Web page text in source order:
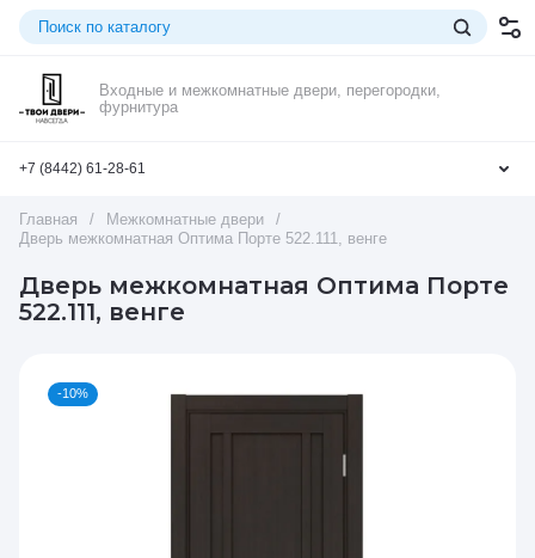
Входные и межкомнатные двери, перегородки,
фурнитура
+7 (8442) 61-28-61
Главная / Межкомнатные двери
/
Дверь межкомнатная Оптима Порте 522.111, венге
Дверь межкомнатная Оптима Порте
522.111, венге
-10%